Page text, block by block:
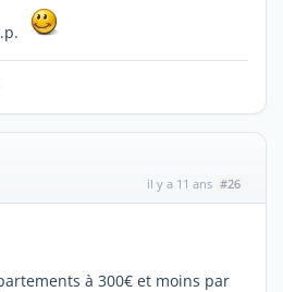
il y a 11 ans #26
à 300€ et moins par